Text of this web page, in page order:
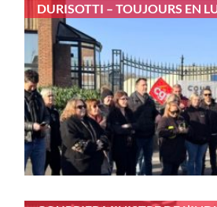
DURISOTTI – TOUJOURS EN